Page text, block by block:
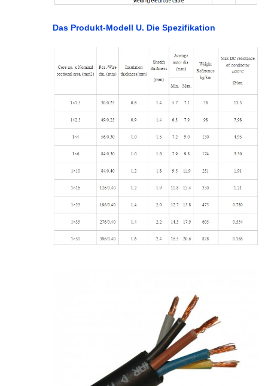
Das Produkt-Modell U. Die Spezifikation